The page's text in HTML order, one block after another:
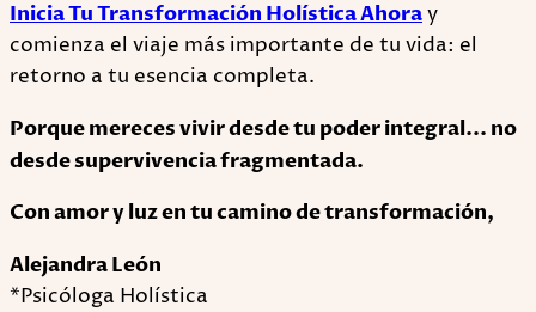
Inicia Tu Transformación Holística Ahoray
comienza el viaje más importante de tu vida: el
retorno a tu esencia completa.
Porque mereces vivir desde tu poder integral... no
desde supervivencia fragmentada.
Con amor y luz en tu camino de transformación,
Alejandra León
*Psicóloga Holística